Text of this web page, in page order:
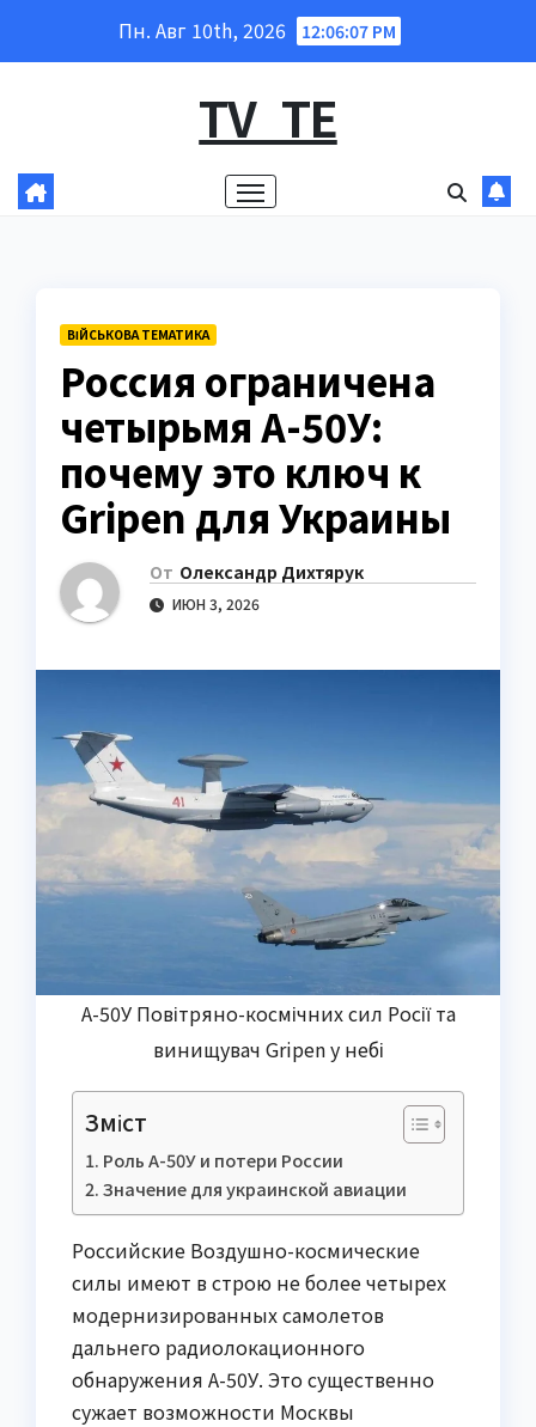
Пн. Авг 10th, 2026 12:06:08 PM
TV_TE
ВІЙСЬКОВА ТЕМАТИКА
Россия ограничена
четырьмя А-50У:
почему это ключ к
Gripen для Украины
От Олександр Дихтярук
ИЮН 3, 2026
А-50У Повітряно-космічних сил Росії та
винищувач Gripen у небі
Зміст
Роль А-50У и потери России
Значение для украинской авиации
Российские Воздушно-космические
силы имеют в строю не более четырех
модернизированных самолетов
дальнего радиолокационного
обнаружения А-50У. Это существенно
сужает возможности Москвы